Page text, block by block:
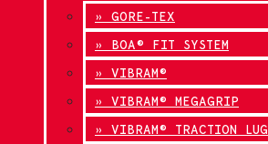
» GORE-TEX
» BOA® FIT SYSTEM
» VIBRAM®
» VIBRAM® MEGAGRIP
» VIBRAM® TRACTION LUG